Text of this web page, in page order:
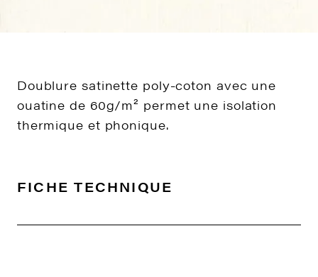
Doublure satinette poly-coton avec une
ouatine de 60g/m² permet une isolation
thermique et phonique.
FICHE TECHNIQUE